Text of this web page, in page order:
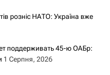
розніс НАТО: Україна вже
поддерживать 45-ю ОАБр:
1 Серпня, 2026